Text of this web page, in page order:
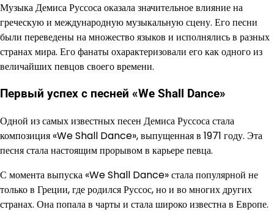
Музыка Демиса Руссоса оказала значительное влияние на
греческую и международную музыкальную сцену. Его песни
были переведены на множество языков и исполнялись в разных
странах мира. Его фанаты охарактеризовали его как одного из
величайших певцов своего времени.
Первый успех с песней «We Shall Dance»
Одной из самых известных песен Демиса Руссоса стала
композиция «We Shall Dance», выпущенная в 1971 году. Эта
песня стала настоящим прорывом в карьере певца.
С момента выпуска «We Shall Dance» стала популярной не
только в Греции, где родился Руссос, но и во многих других
странах. Она попала в чарты и стала широко известна в Европе.